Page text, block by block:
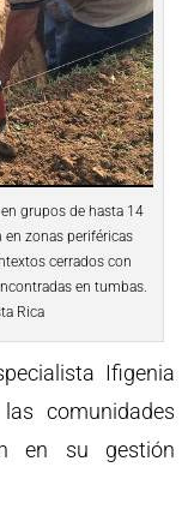
grupos de hasta 14
en zonas periféricas
cerrados con
en tumbas.
Rica
Ifigenia
comunidades
en su gestión